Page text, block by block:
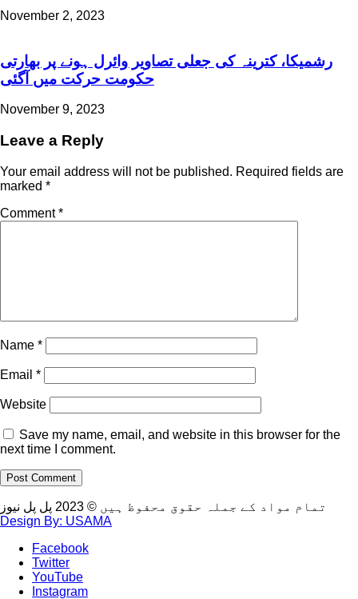
November 2, 2023
رشمیکا، کترینہ کی جعلی تصاویر وائرل ہونے پر بھارتی
حکومت حرکت میں آگئی
November 9, 2023
Leave a Reply
Your email address will not be published. Required fields are
marked *
Comment*
Name *
Email *
Website
Save my name, email, and website in this browser for the
next time I comment.
تمام مواد کے جملہ حقوق محفوظ ہیں © 2023 پل پل نیوز
Design By: USAMA
Facebook
Twitter
YouTube
Instagram